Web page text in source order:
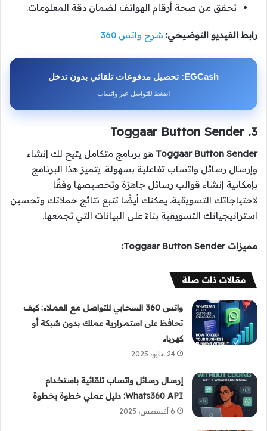
تحقق من صحة أرقام الهواتف لضمان دقة المعلومات.
رابط الفيديو التوضيحي: شرح واتس 360
EGCash: تحصيل مدفوعات تلقائي بدون تدخل
اضغط للتواصل عبر واتساب
3. Toggaar Button Sender
Toggaar Button Sender هو برنامج متكامل يتيح لك إنشاء
وإرسال رسائل واتساب تفاعلية بسهولة. يتميز هذا البرنامج
بإمكانية إنشاء قوالب رسائل جاهزة وتخصيصها وفقًا
لاحتياجاتك التسويقية. يمكنك أيضًا تتبع نتائج حملاتك وتحسين
استراتيجياتك التسويقية بناءً على البيانات التي تجمعها.
مميزات Toggaar Button Sender:
مقالات ذات صلة
واتس 360 السحابي للتواصل مع العملاء: كيف
تحافظ على استمرارية عملك بدون شبكة أو
كهرباء
24 مايو، 2025
إرسال رسائل واتساب تلقائية باستخدام
Whats360 API: دليل عملي خطوة بخطوة
6 أغسطس، 2025